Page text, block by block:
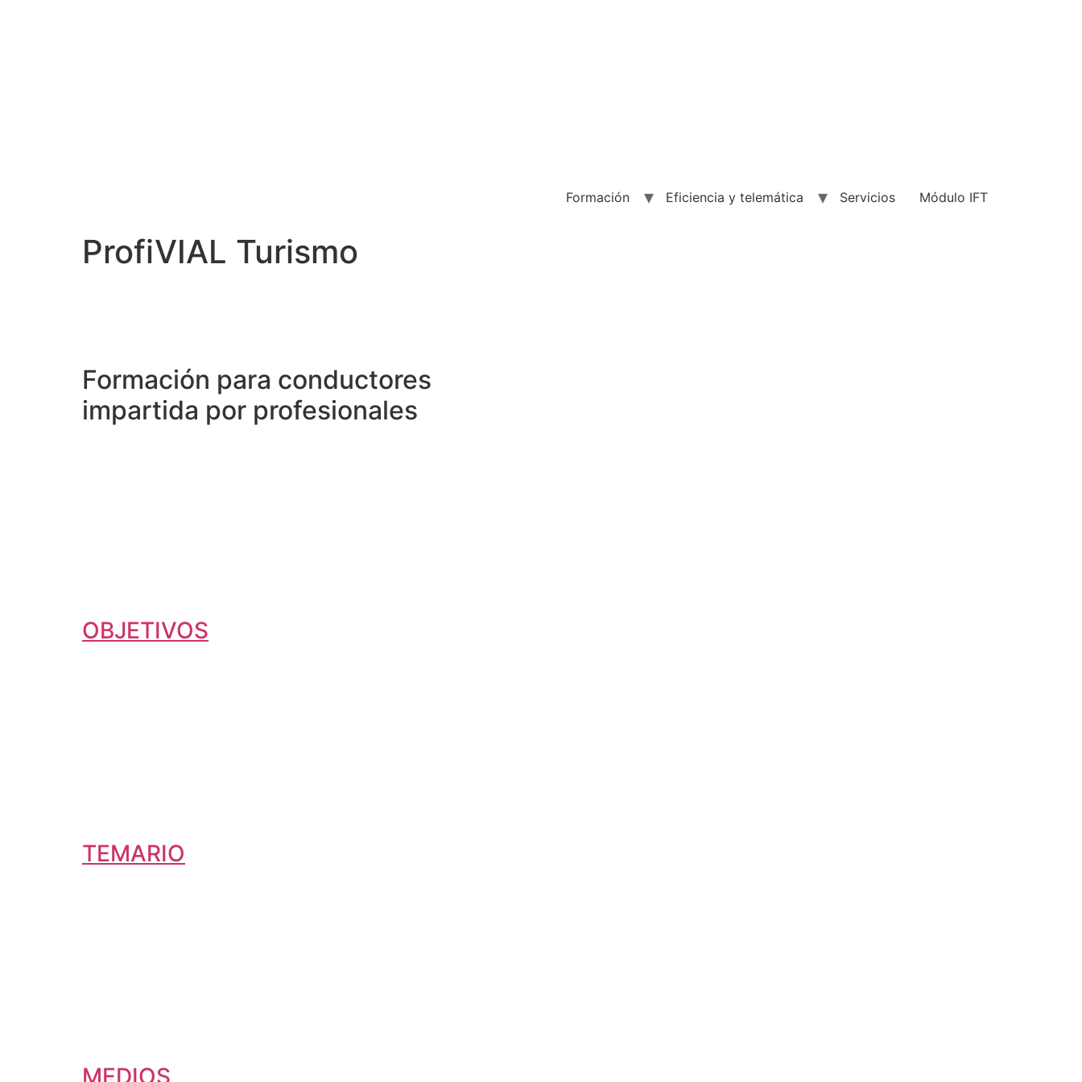
Formación Eficiencia y telemática Servicios Módulo IFT
ProfiVIAL Turismo
Formación para conductores
impartida por profesionales
OBJETIVOS
TEMARIO
MEDIOS